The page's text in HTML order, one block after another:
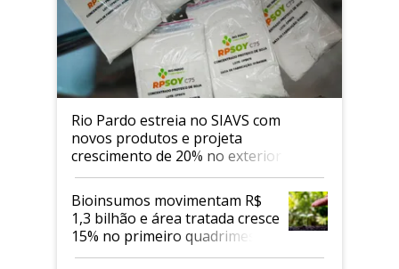
Rio Pardo estreia no SIAVS com
novos produtos e projeta
crescimento de 20% no exterior
Bioinsumos movimentam R$
1,3 bilhão e área tratada cresce
15% no primeiro quadrimestre
de 2026